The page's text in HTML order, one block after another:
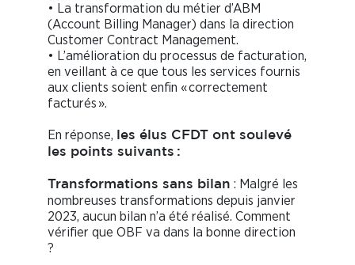
• La transformation du métier d’ABM
(Account Billing Manager) dans la direction
Customer Contract Management.
• L’amélioration du processus de facturation,
en veillant à ce que tous les services fournis
aux clients soient enfin « correctement
facturés ».
En réponse,
les élus CFDT ont soulevé
les points suivants :
Transformations sans bilan : Malgré les
nombreuses transformations depuis janvier
2023, aucun bilan n’a été réalisé. Comment
vérifier que OBF va dans la bonne direction
?